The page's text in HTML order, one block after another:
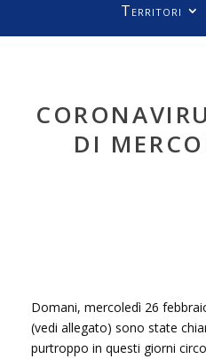
Territori
DI
Domani, mercoledì 26
(vedi allegato) sono state
purtroppo in questi giorni